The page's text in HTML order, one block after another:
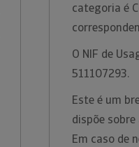
categoria é
O NIF de
511107293.
Este é um
dispõe
Em caso de